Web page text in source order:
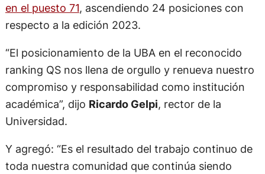
en el puesto 71, ascendiendo 24 posiciones con
respecto a la edición 2023.
“El posicionamiento de la UBA en el reconocido
ranking QS nos llena de orgullo y renueva nuestro
compromiso y responsabilidad como institución
académica”, dijo Ricardo Gelpi, rector de la
Universidad.
Y agregó: “Es el resultado del trabajo continuo de
toda nuestra comunidad que continúa siendo